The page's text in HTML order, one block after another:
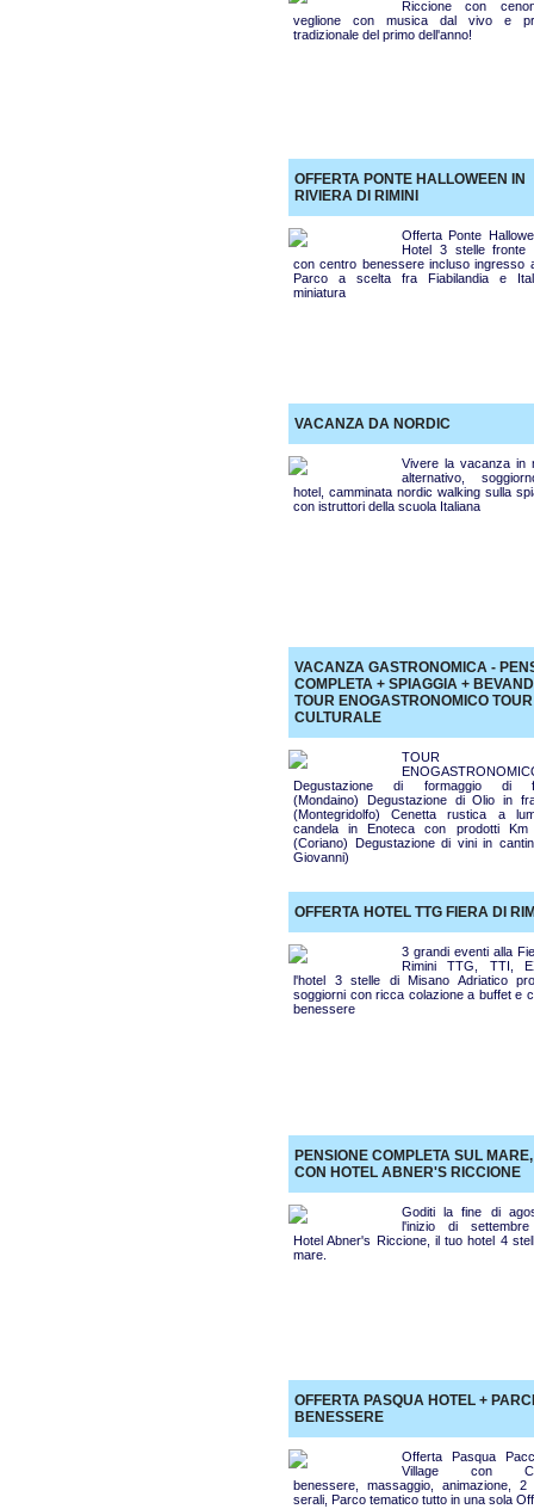
Riccione con
veglione con musica dal vivo e
tradizionale del primo dell'anno!
OFFERTA PONTE HALLOWEEN IN
RIVIERA DI RIMINI
Offerta Ponte
Hotel 3 stelle fronte
con centro benessere incluso ingresso
Parco a scelta fra Fiabilandia e
miniatura
VACANZA DA NORDIC
Vivere la vacanza in
alternativo,
hotel, camminata nordic walking sulla
con istruttori della scuola Italiana
VACANZA GASTRONOMICA -
COMPLETA + SPIAGGIA +
TOUR ENOGASTRONOMICO TOUR
CULTURALE
TOUR
Degustazione di formaggio di
(Mondaino) Degustazione di Olio in
(Montegridolfo) Cenetta rustica a
candela in Enoteca con prodotti Km
(Coriano) Degustazione di vini in
Giovanni)
OFFERTA HOTEL TTG FIERA DI
3 grandi eventi alla
Rimini TTG, TTI,
l'hotel 3 stelle di Misano Adriatico
soggiorni con ricca colazione a buffet e
benessere
PENSIONE COMPLETA SUL MARE,
CON HOTEL ABNER'S RICCIONE
Goditi la fine di
l'inizio di
Hotel Abner's Riccione, il tuo hotel 4
mare.
OFFERTA PASQUA HOTEL +
BENESSERE
Offerta Pasqua
Village con
benessere, massaggio, animazione, 2
serali, Parco tematico tutto in una sola